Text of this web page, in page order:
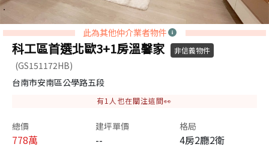
此為其他仲介業者物件
科工區首選北歐3+1房溫馨家 非信義物件
(GS151172HB)
台南市安南區公學路五段
有1 人也在關注這間👀
總價
778萬
建坪單價
--
格局
4房2廳2衛